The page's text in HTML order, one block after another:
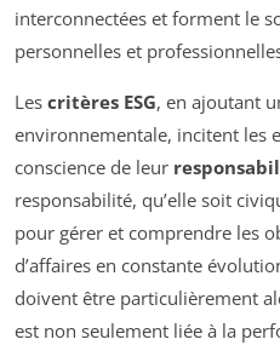
interconnectées et forment le
personnelles et
Les critères ESG, en ajoutant
environnementale, incitent les
conscience de leur
responsabilité, qu’elle soit
pour gérer et comprendre les
d’affaires en constante
doivent être particulièrement
est non seulement liée à la